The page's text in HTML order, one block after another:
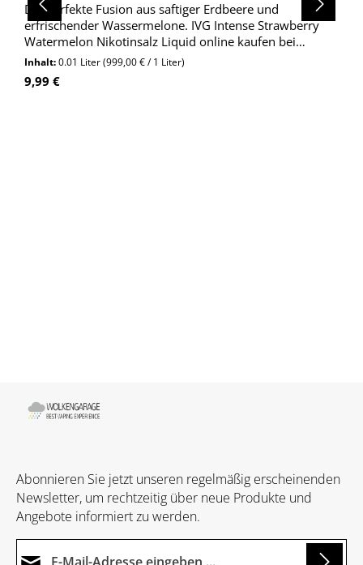
Die perfekte Fusion aus saftiger Erdbeere und
erfrischender Wassermelone. IVG Intense Strawberry
Watermelon Nikotinsalz Liquid online kaufen bei
Wolkengarage!
Inhalt:0.01 Liter(999,00 € / 1 Liter)
Regulärer Preis:
9,99 €
Abonnieren Sie jetzt unseren regelmäßig erscheinenden
Newsletter, um rechtzeitig über neue Produkte und
Angebote informiert zu werden.